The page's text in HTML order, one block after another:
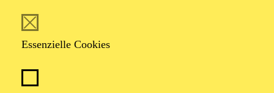
Essenzielle Cookies